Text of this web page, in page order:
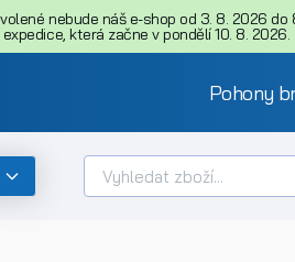
nebude náš e-shop od 3. 8. 2026
která začne v pondělí 10. 8. 2026.
Pohony